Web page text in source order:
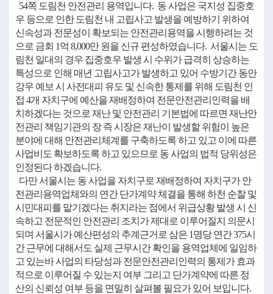
54쪽 도림천 안전관리 용역입니다. 동 사업은 국지성 집중호
우 등으로 인한 도림천 내 고립사고 발생을 예방하기 위하여
신속성과 전문성이 확보되는 안전관리용역을 시행하려는 것
으로 금회 1억 8,000만 원을 신규 편성하였습니다. 서울시는 도
림천 일대의 경우 집중호우 발생 시 수위가 급격히 상승하는
특성으로 인해 매년 고립사고가 발생하고 있어 수방기간 동안
강우 예보 시 사전대피 유도 및 신속한 통제를 위해 도림천 인
접 4개 자치구에 예산을 재배정하여 전문안전관리인력을 배
치하겠다는 것으로 재난 및 안전관리 기본법에 따르면 재난안
전관리 책임기관의 장 즉 시장은 재난이 발생할 위험이 높은
분야에 대해 안전관리체계를 구축하도록 하고 있고 이에 따른
사업비도 확보하도록 하고 있으므로 동 사업의 법적 당위성은
인정된다 하겠습니다.
다만 서울시는 동 사업을 자치구로 재배정하여 자치구가 안
전관리용역업체와의 연간 단가계약 체결을 통해 하천 순찰 및
시민대피를 맡기겠다는 취지라는 점에서 위급상황 발생 시 신
속하고 전문적인 안전관리 조치가 제대로 이루어질지 의문시
되며 서울시가 예산편성의 추계근거로 삼은 1명당 연간 375시
간 근무에 대해서도 실제 근무시간 확인을 용역업체에 일임하
고 있는바 사업의 타당성과 전문안전관리인력의 통제가 효과
적으로 이루어질 수 있는지 여부 그리고 단가계약에 따른 정
산의 신뢰성 여부 등을 면밀히 살펴볼 필요가 있어 보입니다.